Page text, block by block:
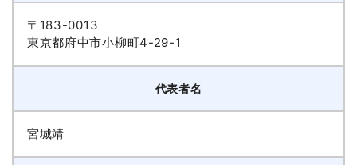
〒183-0013
東京都府中市小柳町4-29-1
代表者名
宮城靖